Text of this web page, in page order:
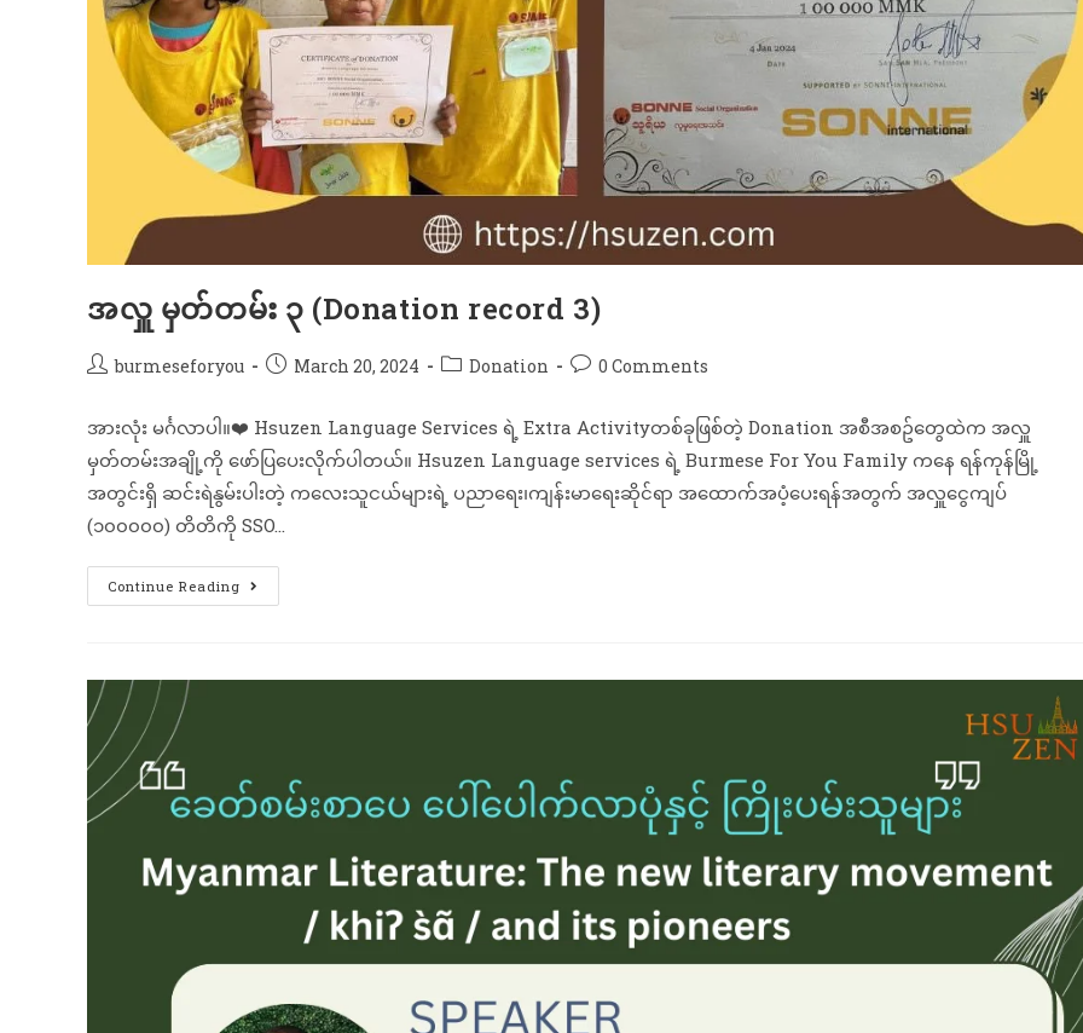
အလှူ မှတ်တမ်း ၃ (Donation record 3)
burmeseforyou March 20, 2024 Donation 0 Comments
အားလုံး မင်္ဂလာပါ။❤️ Hsuzen Language Services ရဲ့ Extra Activityတစ်ခုဖြစ်တဲ့ Donation အစီအစဥ်တွေထဲက အလှူ
မှတ်တမ်း​အချို့ကို ဖော်ပြပေးလိုက်ပါတယ်။ Hsuzen Language services ရဲ့ Burmese For You Family ကနေ ရန်ကုန်မြို့
အတွင်းရှိ ဆင်းရဲနွမ်းပါးတဲ့ ကလေးသူငယ်များရဲ့ ပညာရေး၊ကျန်းမာရေးဆိုင်ရာ အထောက်အပံ့ပေးရန်အတွက် အလှူငွေကျပ်
(၁၀၀၀၀၀) တိတိကို SSO…
Continue Reading